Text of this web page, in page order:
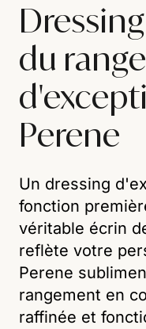
du
Perene
Un dressing
fonction
véritable écrin
reflète votre
Perene
rangement en
raffinée et